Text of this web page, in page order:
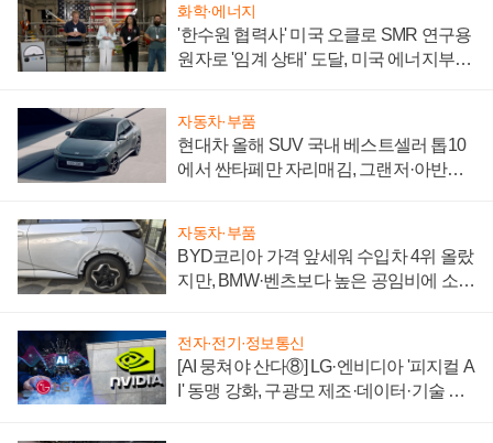
화학·에너지
'한수원 협력사' 미국 오클로 SMR 연구용
원자로 '임계 상태' 도달, 미국 에너지부
자동차·부품
현대차 올해 SUV 국내 베스트셀러 톱10
에서 싼타페만 자리매김, 그랜저·아반떼
자동차·부품
BYD코리아 가격 앞세워 수입차 4위 올랐
지만, BMW·벤츠보다 높은 공임비에 소비
전자·전기·정보통신
[AI 뭉쳐야 산다⑧] LG·엔비디아 '피지컬 A
I' 동맹 강화, 구광모 제조·데이터·기술 결